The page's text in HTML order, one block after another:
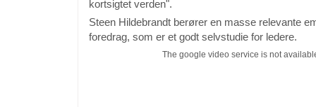
kortsigtet verden".
Steen Hildebrandt berører en masse relevante
foredrag, som er et godt selvstudie for ledere.
The google video service is not